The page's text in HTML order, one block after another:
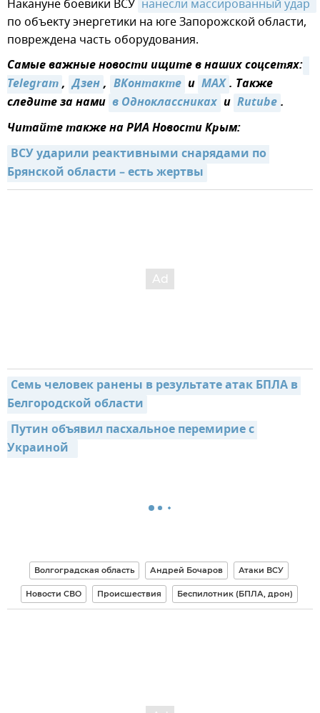
Накануне боевики ВСУ
по объекту энергетики на юге Запорожской области,
повреждена часть оборудования.
Самые важные новости ищите в наших соцсетях:
Telegram, Дзен, ВКонтакте и MAX. Также
следите за нами в Одноклассниках и Rutube.
Читайте также на РИА Новости Крым:
ВСУ ударили реактивными снарядами по
Брянской области – есть жертвы
Семь человек ранены в результате атак БПЛА в
Белгородской области
Путин объявил пасхальное перемирие с
Украиной
Волгоградская область Андрей Бочаров Атаки ВСУ
Новости СВО Происшествия Беспилотник (БПЛА, дрон)